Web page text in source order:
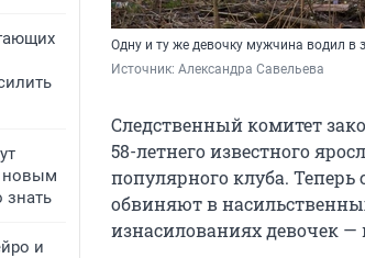
новым
и
Одну и ту же девочку мужчина водил в
Источник: Александра Савельева
Следственный комитет
58-летнего известного
популярного клуба.
обвиняют в
изнасилованиях девочек —